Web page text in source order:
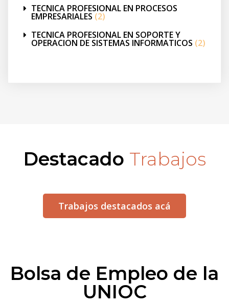
TECNICA PROFESIONAL EN PROCESOS
EMPRESARIALES (2)
TECNICA PROFESIONAL EN SOPORTE Y
OPERACION DE SISTEMAS INFORMATICOS (2)
Destacado Trabajos
Trabajos destacados acá
Bolsa de Empleo de la
UNIOC